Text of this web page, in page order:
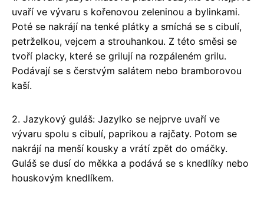
uvaří ve vývaru s kořenovou zeleninou a bylinkami.
Poté se nakrájí na tenké plátky a smíchá se s cibulí,
petrželkou, vejcem a strouhankou. Z této směsi se
tvoří placky, které se grilují na rozpáleném grilu.
Podávají se s čerstvým salátem nebo bramborovou
kaší.
2. Jazykový guláš: Jazylko se nejprve uvaří ve
vývaru spolu s cibulí, paprikou a rajčaty. Potom se
nakrájí na menší kousky a vrátí zpět do omáčky.
Guláš se dusí do měkka a podává se s knedlíky nebo
houskovým knedlíkem.